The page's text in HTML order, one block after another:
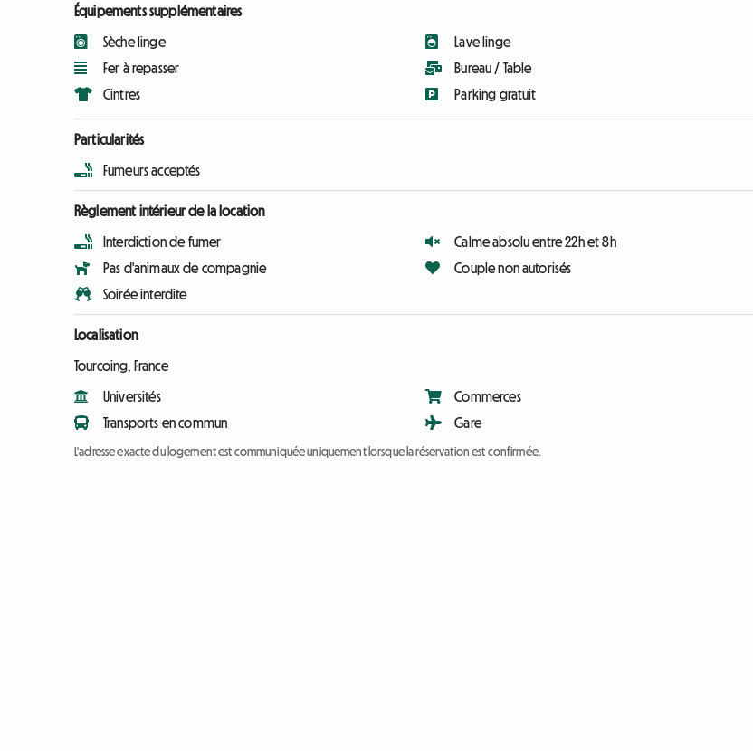
Équipements supplémentaires
Sèche linge
Fer à repasser
Cintres
Lave linge
Bureau / Table
Parking gratuit
Particularités
Fumeurs acceptés
Règlement intérieur de la location
Interdiction de fumer
Pas d'animaux de compagnie
Soirée interdite
Calme absolu entre 22h et 8h
Couple non autorisés
Localisation
Tourcoing, France
Universités
Transports en commun
Commerces
Gare
L'adresse exacte du logement est communiquée uniquement lorsque la réservation est confirmée.